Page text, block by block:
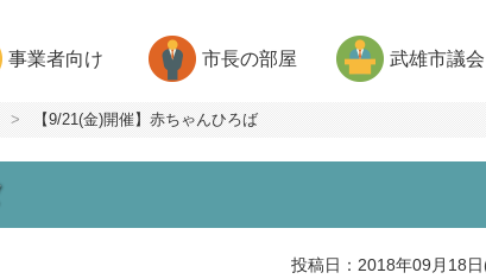
事業者向け 市長の部屋 武雄市議会
> 【9/21(金)開催】赤ちゃんひろば
投稿日：2018年09月18